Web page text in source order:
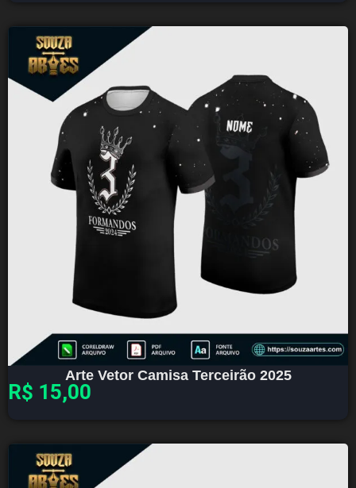
Arte Vetor Camisa Terceirão 2025
R$ 15,00